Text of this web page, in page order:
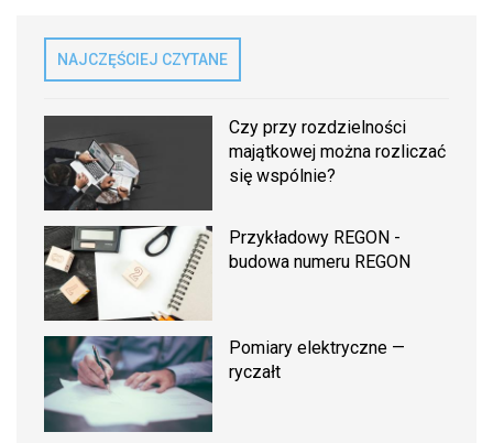
NAJCZĘŚCIEJ CZYTANE
Czy przy rozdzielności
majątkowej można rozliczać
się wspólnie?
Przykładowy REGON -
budowa numeru REGON
Pomiary elektryczne —
ryczałt